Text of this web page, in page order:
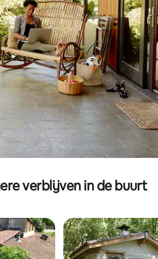
verblijven in de buurt